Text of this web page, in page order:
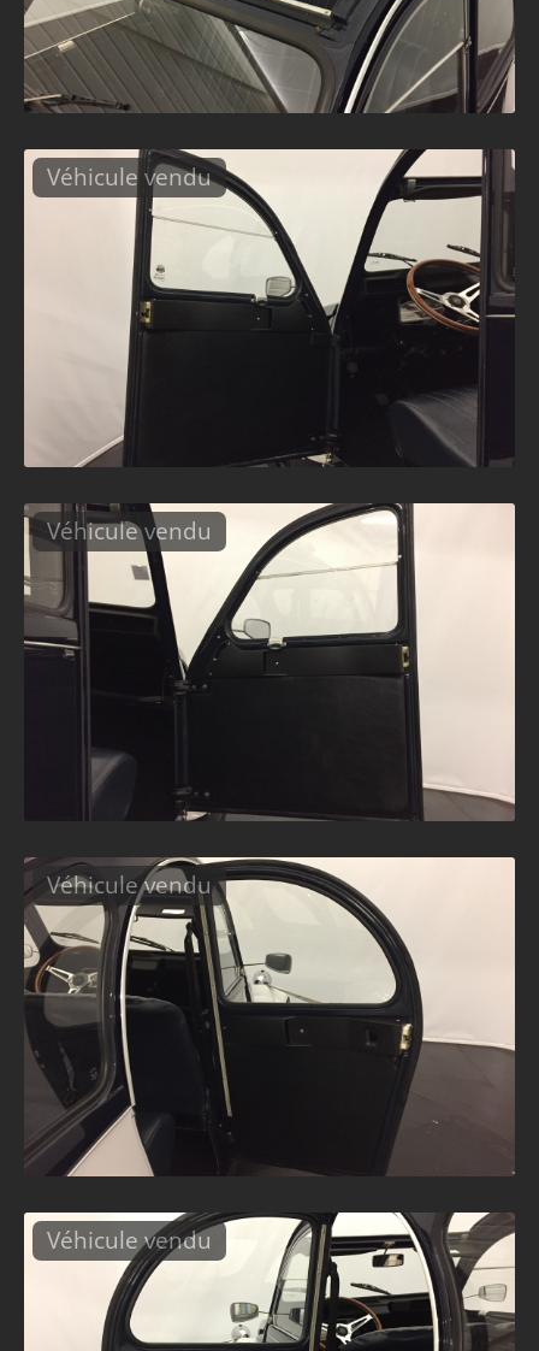
Véhicule vendu
Véhicule vendu
Véhicule vendu
Véhicule vendu